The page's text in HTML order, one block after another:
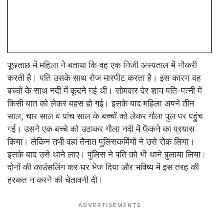
पूछताछ में महिला ने बताया कि वह एक निजी अस्पताल में नौकरी
करती है। पति उसके साथ रोज मारपीट करता है। इस कारण वह
बच्चों के साथ नदी में कूदने गई थी। सोमवार देर शाम पति-पत्नी में
किसी बात को लेकर बहस हो गई। इसके बाद महिला अपने तीन
साल, चार साल व पांच साल के बच्चों को लेकर गौला पुल पर पहुंच
गई। उसने एक बच्चे को उठाकर गौला नदी में फेंकने का प्रयास
किया। लेकिन तभी वहां तैनात पुलिसकर्मियों ने उसे रोक लिया।
इसके बाद उसे थाने लाए। पुलिस ने पति को भी थाने बुलाया लिया।
दोनों की काउंसलिंग कर घर भेज दिया और भविष्य में इस तरह की
हरकत न करने की चेतावनी दी।
ADVERTISEMENTS